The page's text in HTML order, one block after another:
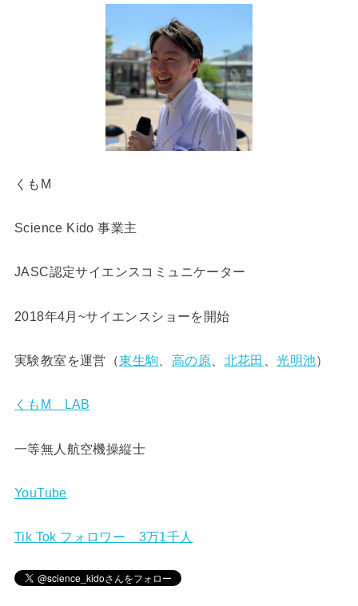
くもM
Science Kido 事業主
JASC認定サイエンスコミュニケーター
2018年4月~サイエンスショーを開始
実験教室を運営（東生駒 高の原 北花田 、光明池）
くもM LAB
一等無人航空機操縦士
YouTube
Tik Tok フォロワー 3万1千人